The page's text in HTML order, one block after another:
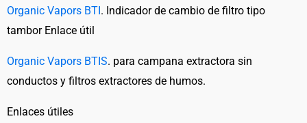
Organic Vapors BTI. Indicador de cambio de filtro tipo
tambor Enlace útil
Organic Vapors BTIS. para campana extractora sin
conductos y filtros extractores de humos.
Enlaces útiles